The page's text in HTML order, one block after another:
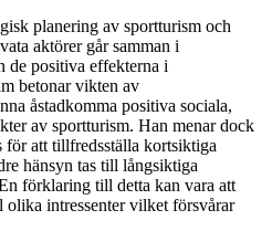
planering av sportturism och
aktörer går samman i
de positiva effekterna i
betonar vikten av
åstadkomma positiva sociala,
av sportturism. Han menar dock
för att tillfredsställa kortsiktiga
hänsyn tas till långsiktiga
förklaring till detta kan vara att
intressenter vilket försvårar